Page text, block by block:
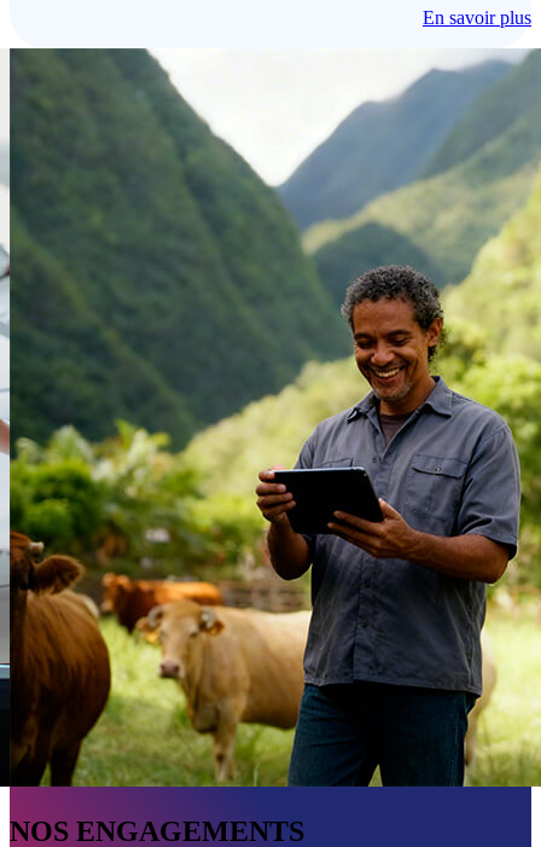
En savoir plus
NOS ENGAGEMENTS